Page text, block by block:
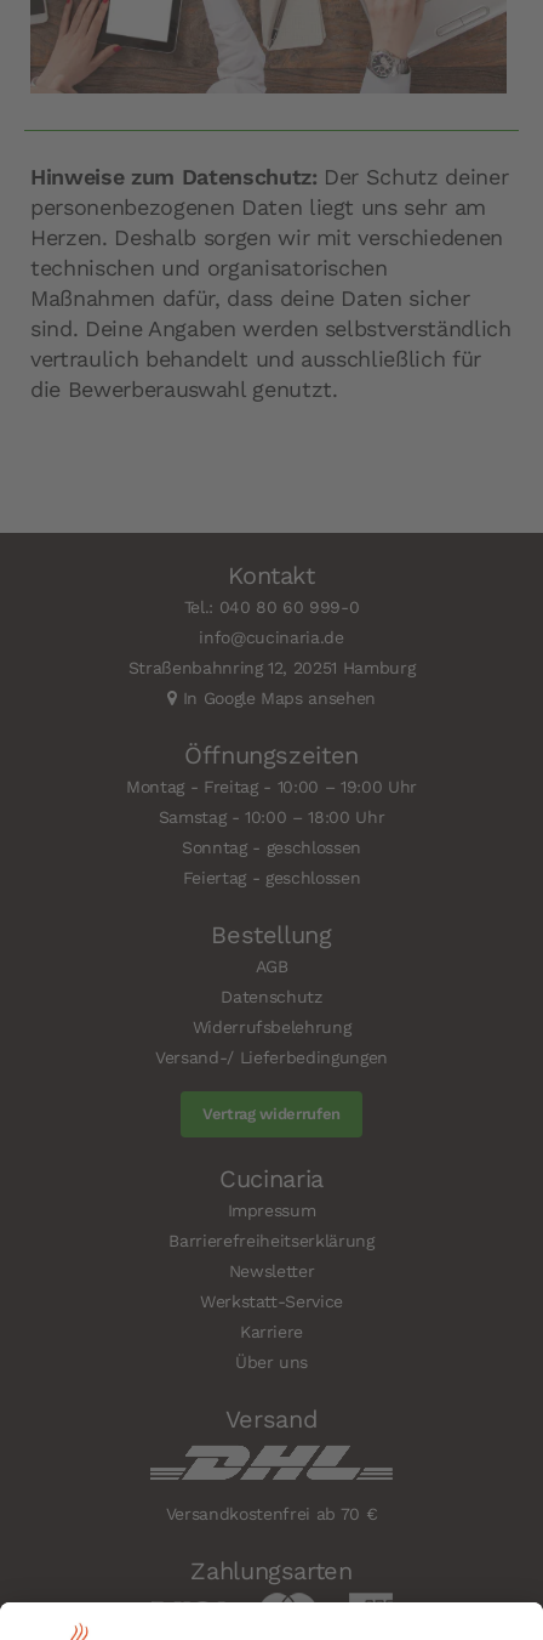
Hinweise zum Datenschutz: Der Schutz deiner
personenbezogenen Daten liegt uns sehr am
Herzen. Deshalb sorgen wir mit verschiedenen
technischen und organisatorischen
Maßnahmen dafür, dass deine Daten sicher
sind. Deine Angaben werden selbstverständlich
vertraulich behandelt und ausschließlich für
die Bewerberauswahl genutzt.
Kontakt
Tel.: 040 80 60 999-0
info@cucinaria.de
Straßenbahnring 12, 20251 Hamburg
In Google Maps ansehen
Öffnungszeiten
Montag - Freitag - 10:00 – 19:00 Uhr
Samstag - 10:00 – 18:00 Uhr
Sonntag - geschlossen
Feiertag - geschlossen
Bestellung
AGB
Datenschutz
Widerrufsbelehrung
Versand-/ Lieferbedingungen
Vertrag widerrufen
Cucinaria
Impressum
Barrierefreiheitserklärung
Newsletter
Werkstatt-Service
Karriere
Über uns
Versand
Versandkostenfrei ab 70 €
Zahlungsarten